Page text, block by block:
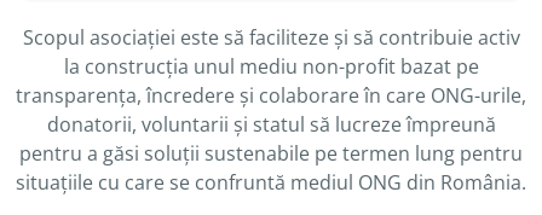
Scopul asociației este să faciliteze și să contribuie activ
la construcția unul mediu non-profit bazat pe
transparența, încredere și colaborare în care ONG-urile,
donatorii, voluntarii și statul să lucreze împreună
pentru a găsi soluții sustenabile pe termen lung pentru
situațiile cu care se confruntă mediul ONG din România.